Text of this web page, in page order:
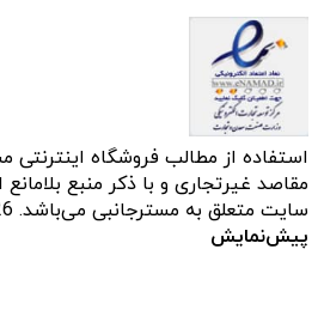
استفاده از مطالب فروشگاه اینترنتی
مقاصد غیرتجاری و با ذکر منبع
سایت متعلق به مسترجانبی می‌باشد. Copyright © 2012 - 2026
پیش‌نمایش